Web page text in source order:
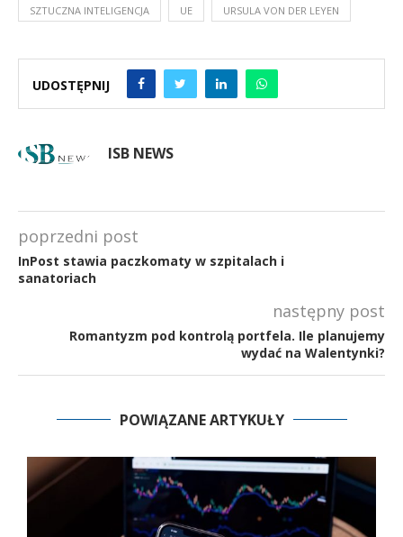
SZTUCZNA INTELIGENCJA UE URSULA VON DER LEYEN
UDOSTĘPNIJ
ISB NEWS
poprzedni post
InPost stawia paczkomaty w szpitalach i
sanatoriach
następny post
Romantyzm pod kontrolą portfela. Ile planujemy
wydać na Walentynki?
POWIĄZANE ARTYKUŁY